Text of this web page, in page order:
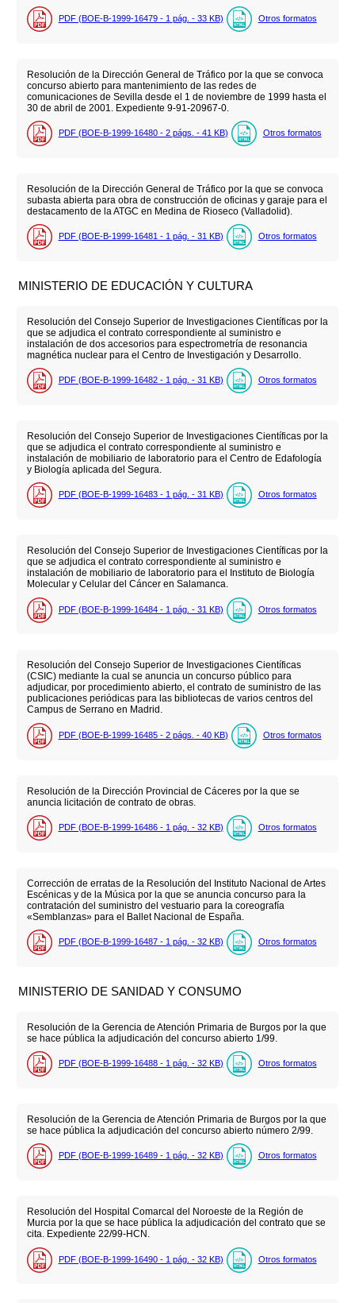
PDF (BOE-B-1999-16479 - 1 pág. - 33 KB) Otros formatos
Resolución de la Dirección General de Tráfico por la que se convoca
concurso abierto para mantenimiento de las redes de
comunicaciones de Sevilla desde el 1 de noviembre de 1999 hasta el
30 de abril de 2001. Expediente 9-91-20967-0.
PDF (BOE-B-1999-16480 - 2 págs. - 41 KB) Otros formatos
Resolución de la Dirección General de Tráfico por la que se convoca
subasta abierta para obra de construcción de oficinas y garaje para el
destacamento de la ATGC en Medina de Rioseco (Valladolid).
PDF (BOE-B-1999-16481 - 1 pág. - 31 KB) Otros formatos
MINISTERIO DE EDUCACIÓN Y CULTURA
Resolución del Consejo Superior de Investigaciones Científicas por la
que se adjudica el contrato correspondiente al suministro e
instalación de dos accesorios para espectrometría de resonancia
magnética nuclear para el Centro de Investigación y Desarrollo.
PDF (BOE-B-1999-16482 - 1 pág. - 31 KB) Otros formatos
Resolución del Consejo Superior de Investigaciones Científicas por la
que se adjudica el contrato correspondiente al suministro e
instalación de mobiliario de laboratorio para el Centro de Edafología
y Biología aplicada del Segura.
PDF (BOE-B-1999-16483 - 1 pág. - 31 KB) Otros formatos
Resolución del Consejo Superior de Investigaciones Científicas por la
que se adjudica el contrato correspondiente al suministro e
instalación de mobiliario de laboratorio para el Instituto de Biología
Molecular y Celular del Cáncer en Salamanca.
PDF (BOE-B-1999-16484 - 1 pág. - 31 KB) Otros formatos
Resolución del Consejo Superior de Investigaciones Científicas
(CSIC) mediante la cual se anuncia un concurso público para
adjudicar, por procedimiento abierto, el contrato de suministro de las
publicaciones periódicas para las bibliotecas de varios centros del
Campus de Serrano en Madrid.
PDF (BOE-B-1999-16485 - 2 págs. - 40 KB) Otros formatos
Resolución de la Dirección Provincial de Cáceres por la que se
anuncia licitación de contrato de obras.
PDF (BOE-B-1999-16486 - 1 pág. - 32 KB) Otros formatos
Corrección de erratas de la Resolución del Instituto Nacional de Artes
Escénicas y de la Música por la que se anuncia concurso para la
contratación del suministro del vestuario para la coreografía
«Semblanzas» para el Ballet Nacional de España.
PDF (BOE-B-1999-16487 - 1 pág. - 32 KB) Otros formatos
MINISTERIO DE SANIDAD Y CONSUMO
Resolución de la Gerencia de Atención Primaria de Burgos por la que
se hace pública la adjudicación del concurso abierto 1/99.
PDF (BOE-B-1999-16488 - 1 pág. - 32 KB) Otros formatos
Resolución de la Gerencia de Atención Primaria de Burgos por la que
se hace pública la adjudicación del concurso abierto número 2/99.
PDF (BOE-B-1999-16489 - 1 pág. - 32 KB) Otros formatos
Resolución del Hospital Comarcal del Noroeste de la Región de
Murcia por la que se hace pública la adjudicación del contrato que se
cita. Expediente 22/99-HCN.
PDF (BOE-B-1999-16490 - 1 pág. - 32 KB) Otros formatos